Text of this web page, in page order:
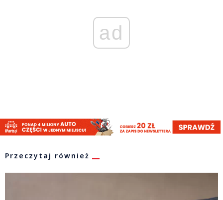
ad
Przeczytaj również